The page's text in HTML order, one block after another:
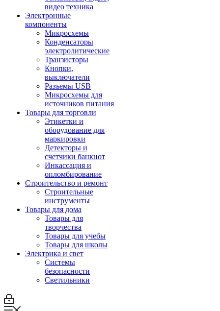
видео техника
Электронные
компоненты
Микросхемы
Конденсаторы
электролитические
Транзисторы
Кнопки,
выключатели
Разъемы USB
Микросхемы для
источников питания
Товары для торговли
Этикетки и
оборудование для
маркировки
Детекторы и
счетчики банкнот
Инкассация и
опломбирование
Строительство и ремонт
Строительные
инструменты
Товары для дома
Товары для
творчества
Товары для учебы
Товары для школы
Электрика и свет
Системы
безопасности
Светильники